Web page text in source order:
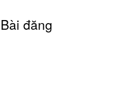
Bài đăng